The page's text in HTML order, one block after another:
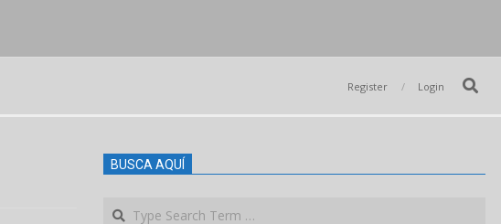
Register Login Search
BUSCA AQUÍ
Search